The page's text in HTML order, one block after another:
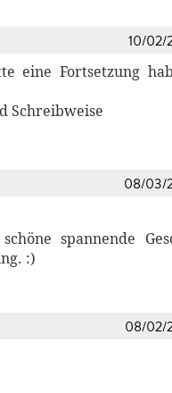
10/02/
eine Fortsetzung
Schreibweise
08/03/
spannende
:)
08/02/